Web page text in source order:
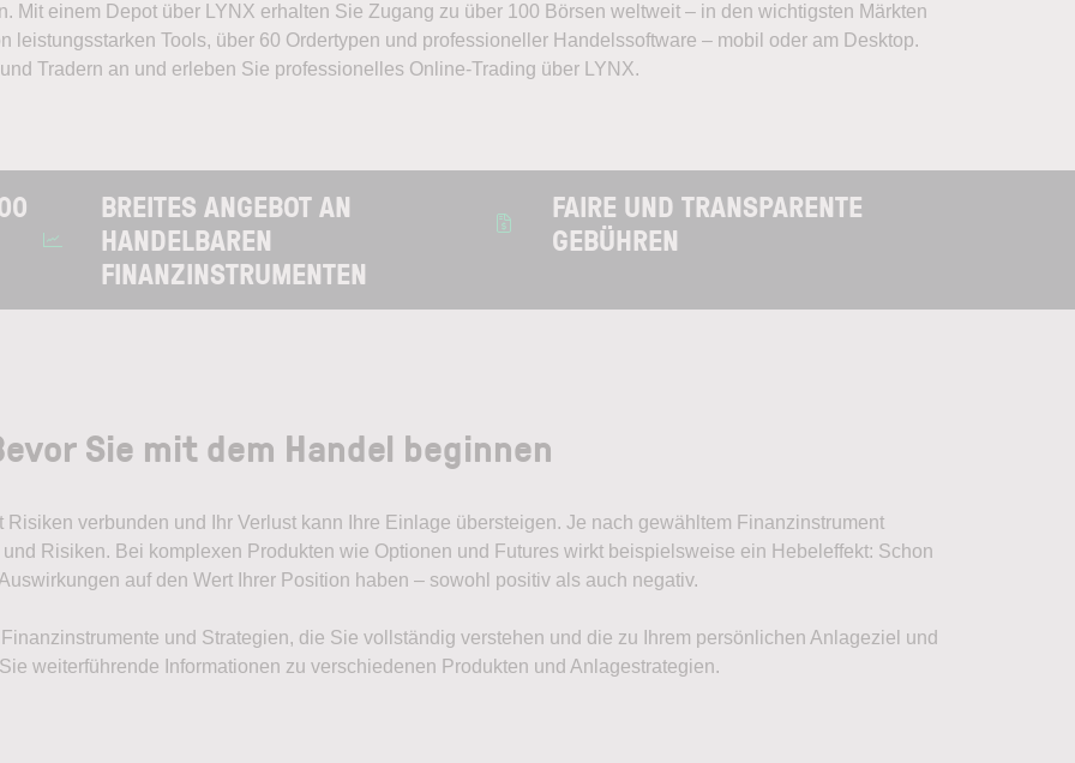
Mit einem Depot über LYNX erhalten Sie Zugang zu über 100 Börsen weltweit – in den wichtigsten Märkten
leistungsstarken Tools, über 60 Ordertypen und professioneller Handelssoftware – mobil oder am Desktop.
Tradern an und erleben Sie professionelles Online-Trading über LYNX.
BREITES ANGEBOT AN
HANDELBAREN
FINANZINSTRUMENTEN
FAIRE UND TRANSPARENTE
GEBÜHREN
Sie mit dem Handel beginnen
verbunden und Ihr Verlust kann Ihre Einlage übersteigen. Je nach gewähltem Finanzinstrument
Risiken. Bei komplexen Produkten wie Optionen und Futures wirkt beispielsweise ein Hebeleffekt: Schon
auf den Wert Ihrer Position haben – sowohl positiv als auch negativ.
und Strategien, die Sie vollständig verstehen und die zu Ihrem persönlichen Anlageziel und
weiterführende Informationen zu verschiedenen Produkten und Anlagestrategien.